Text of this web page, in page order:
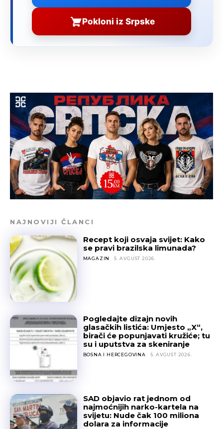
Pokloni iz Srpske
NAJNOVIJI ČLANCI
Recept koji osvaja svijet: Kako
se pravi brazilska limunada?
MAGAZIN 5. AVGUST 2026.
Pogledajte dizajn novih
glasačkih listića: Umjesto „X“,
birači će popunjavati kružiće; tu
su i uputstva za skeniranje
BOSNA I HERCEGOVINA 5. AVGUST 2026.
SAD objavio rat jednom od
najmoćnijih narko-kartela na
svijetu: Nude čak 100 miliona
dolara za informacije